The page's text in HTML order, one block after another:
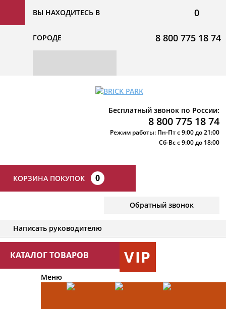
ВЫ НАХОДИТЕСЬ В
ГОРОДЕ
0
8 800 775 18 74
Бесплатный звонок по России:
8 800 775 18 74
Режим работы: Пн-Пт с 9:00 до 21:00
Сб-Вс с 9:00 до 18:00
КОРЗИНА ПОКУПОК 0
Обратный звонок
Написать руководителю
КАТАЛОГ ТОВАРОВ VIP
Меню